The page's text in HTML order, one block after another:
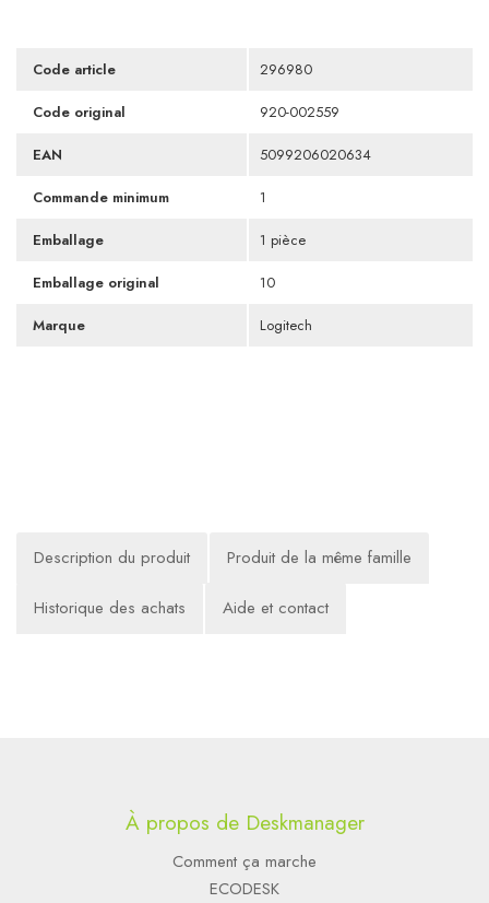
Code article 296980
Code original 920-002559
EAN 5099206020634
Commande minimum 1
Emballage 1 pièce
Emballage original 10
Marque Logitech
Description du produit Produit de la même famille
Historique des achats Aide et contact
À propos de Deskmanager
Comment ça marche
ECODESK